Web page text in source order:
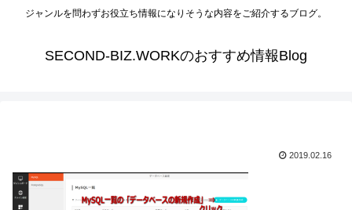
ジャンルを問わずお役立ち情報になりそうな内容をご紹介するブログ。
SECOND-BIZ.WORKのおすすめ情報Blog
2019.02.16